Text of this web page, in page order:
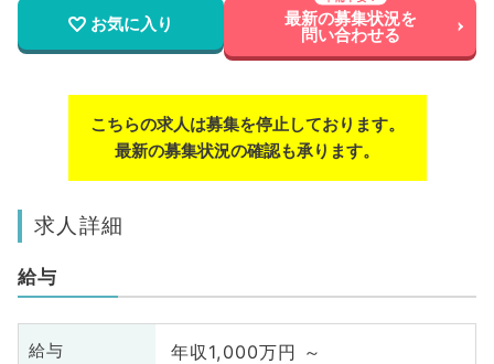
お気に入り 最新の募集状況を
問い合わせる
こちらの求人は募集を停止しております。
最新の募集状況の確認も承ります。
求人詳細
給与
給与 年収1,000万円 ～